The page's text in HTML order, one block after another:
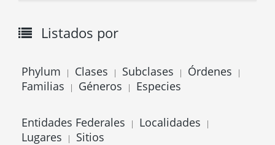
Listados por
Phylum | Clases | Subclases | Órdenes |
Familias | Géneros | Especies
Entidades Federales | Localidades |
Lugares | Sitios